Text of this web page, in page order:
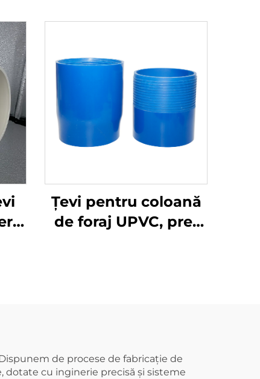
Țevi pentru coloană
de foraj UPVC, preț
UPVC
de procese de fabricație de
cu inginerie precisă și sisteme